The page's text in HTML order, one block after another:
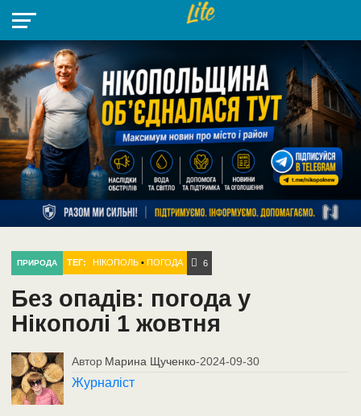
НІКОПОЛЬ
РАЙОН
СІЧЕСЛАВСЬКА
УКРАЇНА
РЕТРО
НІКОПОЛЬ
ЛАЙТ
УКРАЇНА
ДОПОМОГА
РАДІО
ПРИРОДА ТЕГ: НІКОПОЛЬ• ПОГОДА 6
Без опадів: погода у
Нікополі 1 жовтня
Автор Марина Щученко-2024-09-30
Журналіст